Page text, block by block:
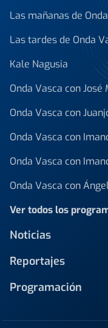
Las mañanas de
Las tardes de Onda
Kale Nagusia
Onda Vasca con José
Onda Vasca con
Onda Vasca con
Onda Vasca con
Onda Vasca con
Ver todos los
Noticias
Reportajes
Programación